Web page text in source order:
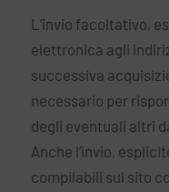
L’invio facoltativo,
elettronica agli
successiva
necessario per
degli eventuali altri
Anche l’invio,
compilabili sul sito